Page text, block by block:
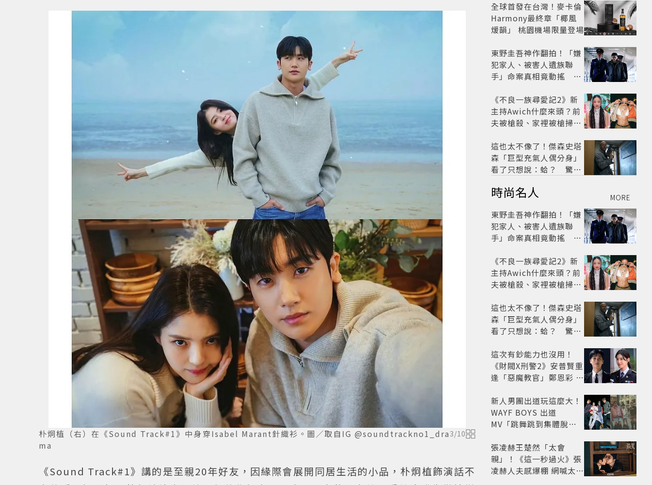
朴炯植（右）在《Sound Track#1》中身穿Isabel Marant針織衫。圖／取自IG @soundtrackno1_dra
ma
3/10
《Sound Track#1》講的是至親20年好友，因緣際會展開同居生活的小品，朴炯植飾演話不
全球首發在台灣！麥卡倫
Harmony最終章「椰風
煖韻」 桃園機場限量登場
東野圭吾神作翻拍！「嫌
犯家人、被害人遺族聯
手」命案真相竟動搖
框架展開
《不良一族尋愛記2》新
主持Awich什麼來頭？前
夫被槍殺、家裡被槍掃射
馬！
這也太不像了！傑森史塔
森「巨型充氣人偶分身」
看了只想說：蛤？ 驚喜
時尚名人 MORE
東野圭吾神作翻拍！「嫌
犯家人、被害人遺族聯
手」命案真相竟動搖
框架展開
《不良一族尋愛記2》新
主持Awich什麼來頭？前
夫被槍殺、家裡被槍掃射
馬！
這也太不像了！傑森史塔
森「巨型充氣人偶分身」
看了只想說：蛤？ 驚喜
這次有鈔能力也沒用！
《財閥X刑警2》安普賢重
逢「惡魔教官」鄭恩彩 首
紅盤
新人男團出道玩這麼大！
WAYF BOYS 出道
MV「跳舞跳到集體脫
影片爆紅
張凌赫王楚然「太會
親」！《這一秒過火》張
凌赫人夫感爆棚 網喊太有